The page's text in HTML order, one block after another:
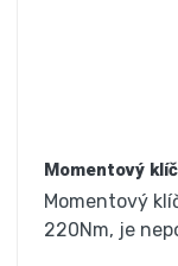
Momentový
Momentový
220Nm, je